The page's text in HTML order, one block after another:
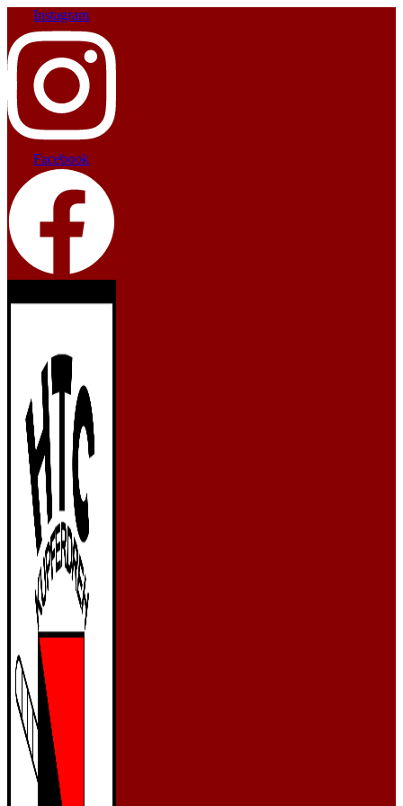
Instagram
Facebook